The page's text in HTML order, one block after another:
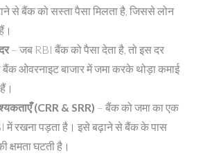
से बैंक को सस्ता पैसा मिलता है, जिससे लोन
– जब RBI बैंक को पैसा देता है, तो इस दर
ओवरनाइट बाजार में जमा करके थोड़ा कमाई
(CRR & SRR) – बैंक को जमा का एक
में रखना पड़ता है। इसे बढ़ाने से बैंक के पास
क्षमता घटती है।